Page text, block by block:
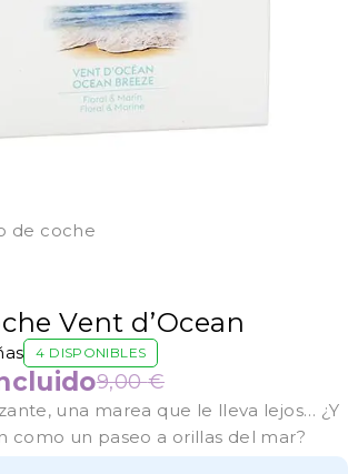
de coche
Vent d’Ocean
4 DISPONIBLES
9,00€
una marea que le lleva lejos… ¿Y
como un paseo a orillas del mar?